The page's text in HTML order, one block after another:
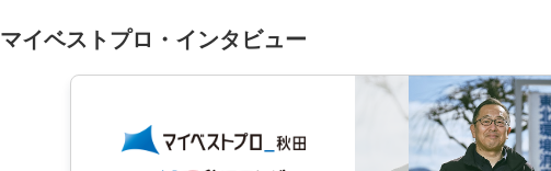
マイベストプロ・インタビュー